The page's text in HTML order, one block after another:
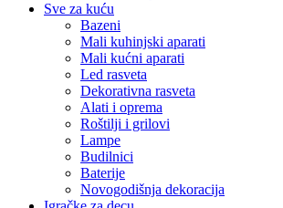
Sve za kuću
Bazeni
Mali kuhinjski aparati
Mali kućni aparati
Led rasveta
Dekorativna rasveta
Alati i oprema
Roštilji i grilovi
Lampe
Budilnici
Baterije
Novogodišnja dekoracija